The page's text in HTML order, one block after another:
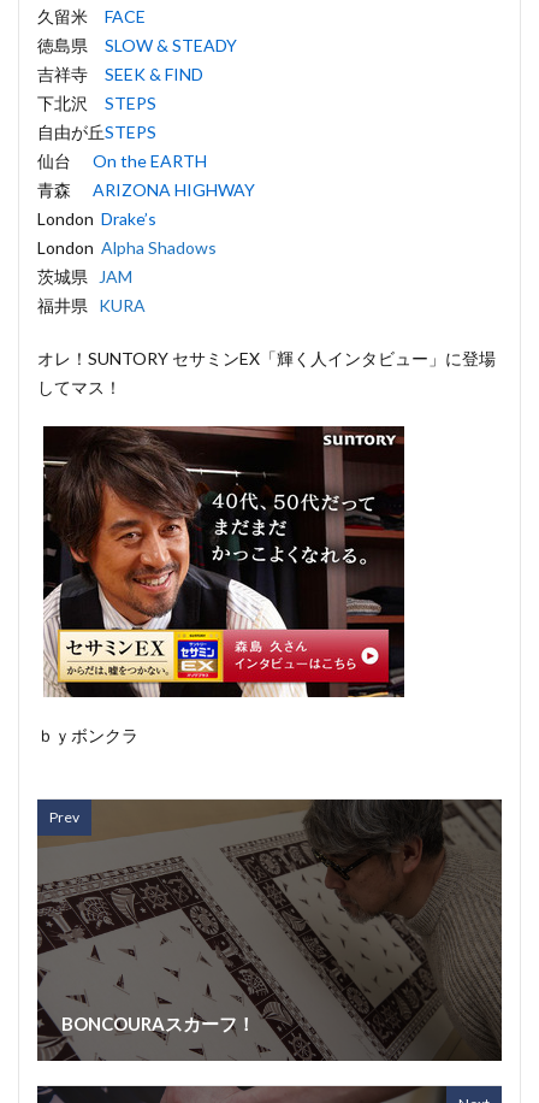
久留米 FACE
徳島県 SLOW & STEADY
吉祥寺 SEEK & FIND
下北沢 STEPS
自由が丘STEPS
仙台 On the EARTH
青森 ARIZONA HIGHWAY
London Drake’s
London Alpha Shadows
茨城県
JAM
福井県 KURA
オレ！SUNTORY セサミンEX「輝く人インタビュー」に登場
してマス！
ｂｙボンクラ
Prev
BONCOURAスカーフ！